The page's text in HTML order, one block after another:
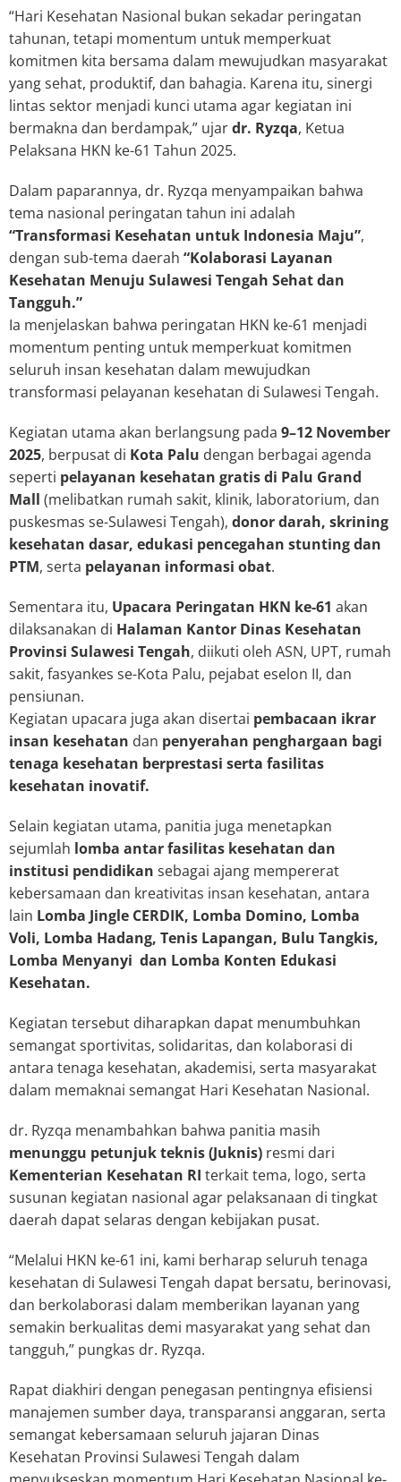
“Hari Kesehatan Nasional bukan sekadar peringatan
tahunan, tetapi momentum untuk memperkuat
komitmen kita bersama dalam mewujudkan masyarakat
yang sehat, produktif, dan bahagia. Karena itu, sinergi
lintas sektor menjadi kunci utama agar kegiatan ini
bermakna dan berdampak,” ujardr. Ryzqa, Ketua
Pelaksana HKN ke-61 Tahun 2025.
Dalam paparannya, dr. Ryzqa menyampaikan bahwa
tema nasional peringatan tahun ini adalah
“Transformasi Kesehatan untuk Indonesia Maju”,
dengan sub-tema daerah “Kolaborasi Layanan
Kesehatan Menuju Sulawesi Tengah Sehat dan
Tangguh.”
Ia menjelaskan bahwa peringatan HKN ke-61 menjadi
momentum penting untuk memperkuat komitmen
seluruh insan kesehatan dalam mewujudkan
transformasi pelayanan kesehatan di Sulawesi Tengah.
Kegiatan utama akan berlangsung pada 9–12 November
2025, berpusat di Kota Palu dengan berbagai agenda
seperti pelayanan kesehatan gratis di Palu Grand
Mall (melibatkan rumah sakit, klinik, laboratorium, dan
puskesmas se-Sulawesi Tengah), donor darah, skrining
kesehatan dasar, edukasi pencegahan stunting dan
PTM, serta pelayanan informasi obat.
Sementara itu, Upacara Peringatan HKN ke-61 akan
dilaksanakan di Halaman Kantor Dinas Kesehatan
Provinsi Sulawesi Tengah, diikuti oleh ASN, UPT, rumah
sakit, fasyankes se-Kota Palu, pejabat eselon II, dan
pensiunan.
Kegiatan upacara juga akan disertai pembacaan ikrar
insan kesehatan dan penyerahan penghargaan bagi
tenaga kesehatan berprestasi serta fasilitas
kesehatan inovatif.
Selain kegiatan utama, panitia juga menetapkan
sejumlah lomba antar fasilitas kesehatan dan
institusi pendidikan sebagai ajang mempererat
kebersamaan dan kreativitas insan kesehatan, antara
lain Lomba Jingle CERDIK, Lomba Domino, Lomba
Voli, Lomba Hadang, Tenis Lapangan, Bulu Tangkis,
Lomba Menyanyi dan Lomba Konten Edukasi
Kesehatan.
Kegiatan tersebut diharapkan dapat menumbuhkan
semangat sportivitas, solidaritas, dan kolaborasi di
antara tenaga kesehatan, akademisi, serta masyarakat
dalam memaknai semangat Hari Kesehatan Nasional.
dr. Ryzqa menambahkan bahwa panitia masih
menunggu petunjuk teknis (Juknis) resmi dari
Kementerian Kesehatan RI terkait tema, logo, serta
susunan kegiatan nasional agar pelaksanaan di tingkat
daerah dapat selaras dengan kebijakan pusat.
“Melalui HKN ke-61 ini, kami berharap seluruh tenaga
kesehatan di Sulawesi Tengah dapat bersatu, berinovasi,
dan berkolaborasi dalam memberikan layanan yang
semakin berkualitas demi masyarakat yang sehat dan
tangguh,” pungkas dr. Ryzqa.
Rapat diakhiri dengan penegasan pentingnya efisiensi
manajemen sumber daya, transparansi anggaran, serta
semangat kebersamaan seluruh jajaran Dinas
Kesehatan Provinsi Sulawesi Tengah dalam